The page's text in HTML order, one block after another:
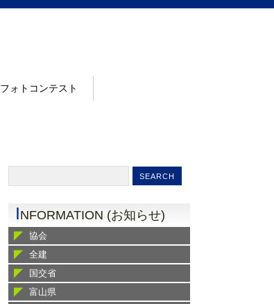
フォトコンテスト
INFORMATION (お知らせ)
協会
全建
国交省
富山県